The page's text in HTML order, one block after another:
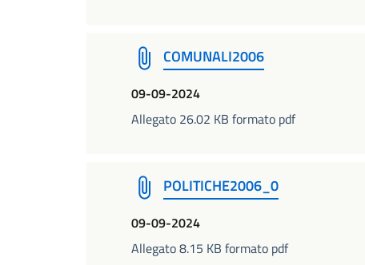
COMUNALI2006
09-09-2024
Allegato 26.02 KB formato pdf
POLITICHE2006_0
09-09-2024
Allegato 8.15 KB formato pdf